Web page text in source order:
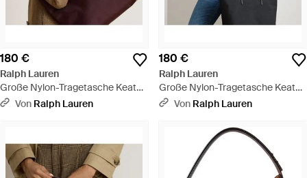
180 €
Ralph Lauren
Große Nylon-Tragetasche Keaton
- Braun
Von Ralph Lauren
180 €
Ralph Lauren
Große Nylon-Tragetasche Keaton
- RotVon Ralph Lauren